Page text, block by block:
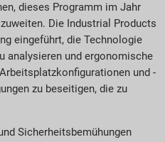
dieses Programm im Jahr
Die Industrial Products
eingeführt, die Technologie
analysieren und ergonomische
und -
zu beseitigen, die zu
Sicherheitsbemühungen